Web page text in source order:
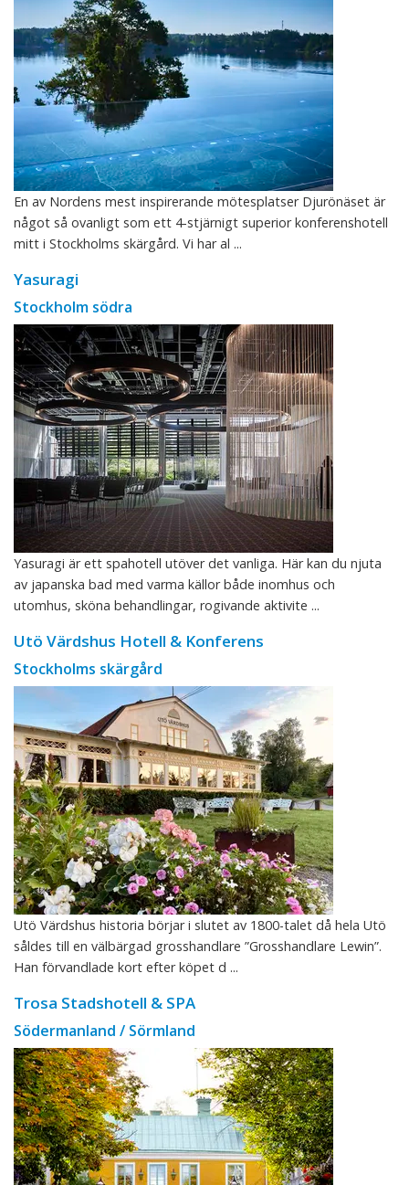
En av Nordens mest inspirerande mötesplatser Djurönäset är
något så ovanligt som ett 4-stjärnigt superior konferenshotell
mitt i Stockholms skärgård. Vi har al ...
Yasuragi
Stockholm södra
Yasuragi är ett spahotell utöver det vanliga. Här kan du njuta
av japanska bad med varma källor både inomhus och
utomhus, sköna behandlingar, rogivande aktivite ...
Utö Värdshus Hotell & Konferens
Stockholms skärgård
Utö Värdshus historia börjar i slutet av 1800-talet då hela Utö
såldes till en välbärgad grosshandlare ”Grosshandlare Lewin”.
Han förvandlade kort efter köpet d ...
Trosa Stadshotell & SPA
Södermanland / Sörmland